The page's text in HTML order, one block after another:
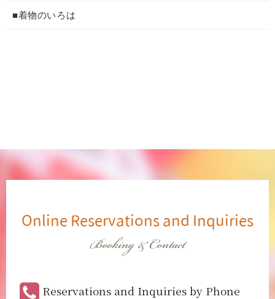
■着物のいろは
Online Reservations and Inquiries
Booking & Contact
Reservations and Inquiries by Phone